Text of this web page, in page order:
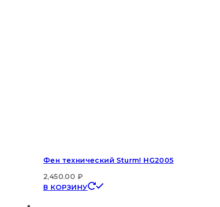
Фен технический Sturm! HG2005
2,450.00 ₽
В КОРЗИНУ